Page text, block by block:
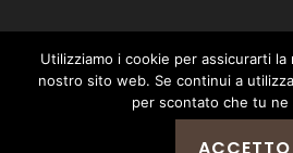
contact@pausacaffe.net
+39 06 9453 2781
Utilizziamo i cookie per assicurarti
nostro sito web. Se continui a
per scontato che tu ne